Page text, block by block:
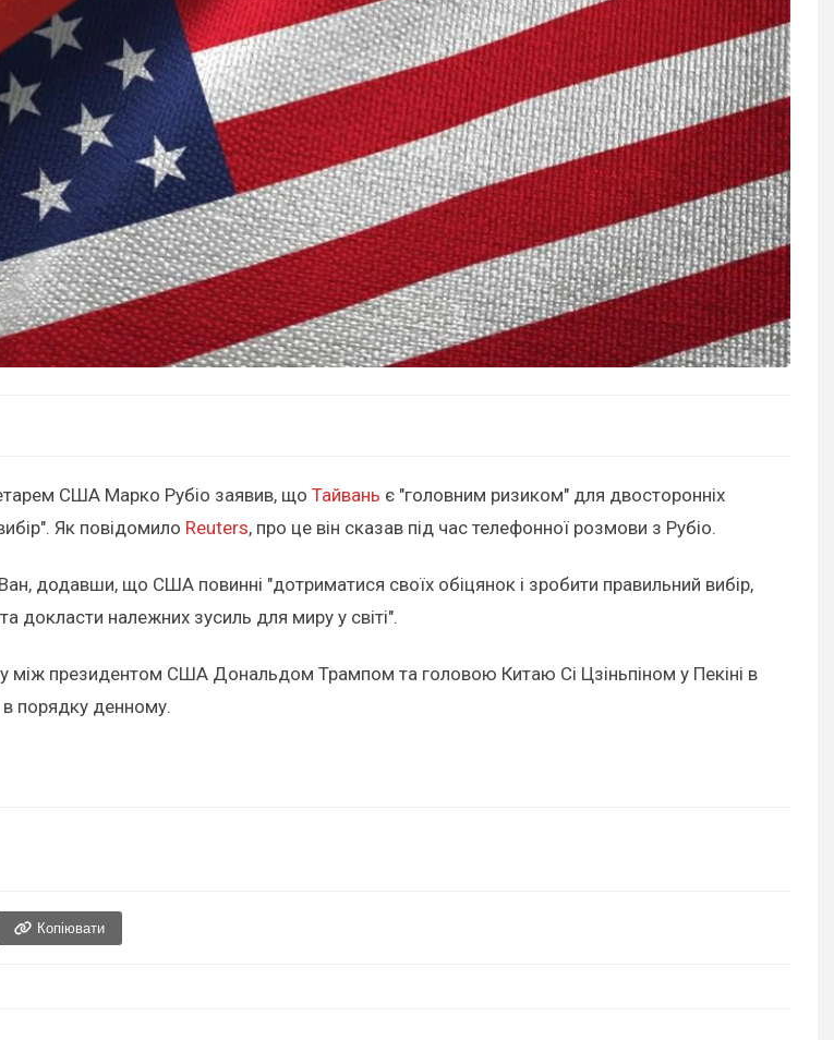
США Марко Рубіо заявив, що Тайвань є "головним ризиком" для двосторонніх
Як повідомило Reuters, про це він сказав під час телефонної розмови з Рубіо.
додавши, що США повинні "дотриматися своїх обіцянок і зробити правильний вибір,
докласти належних зусиль для миру у світі".
між президентом США Дональдом Трампом та головою Китаю Сі Цзіньпіном у Пекіні в
в порядку денному.
Копіювати